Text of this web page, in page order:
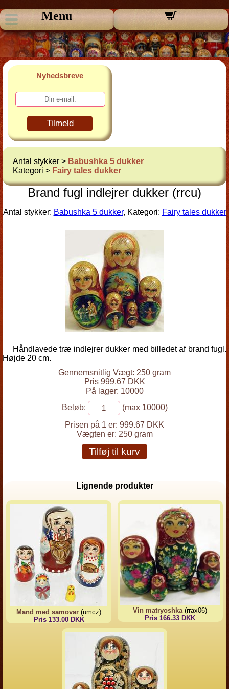
Menu
Nyhedsbreve
Tilmeld
Antal stykker > Babushka 5 dukker
Kategori > Fairy tales dukker
Brand fugl indlejrer dukker (rrcu)
Antal stykker: Babushka 5 dukker, Kategori: Fairy tales dukker
Håndlavede træ indlejrer dukker med billedet af brand fugl.
Højde 20 cm.
Gennemsnitlig Vægt: 250 gram
Pris 999.67 DKK
På lager: 10000
Beløb:
(max 10000)
Prisen på 1 er: 999.67 DKK
Vægten er: 250 gram
Tilføj til kurv
Lignende produkter
Mand med samovar (umcz)
Pris 133.00 DKK
Vin matryoshka(rrax06)
Pris 166.33 DKK